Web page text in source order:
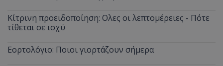
Κίτρινη προειδοποίηση: Ολες οι λεπτομέρειες - Πότε
τίθεται σε ισχύ
Εορτολόγιο: Ποιοι γιορτάζουν σήμερα